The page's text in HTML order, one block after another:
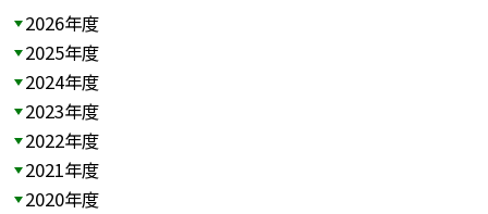
2026年度
2025年度
2024年度
2023年度
2022年度
2021年度
2020年度